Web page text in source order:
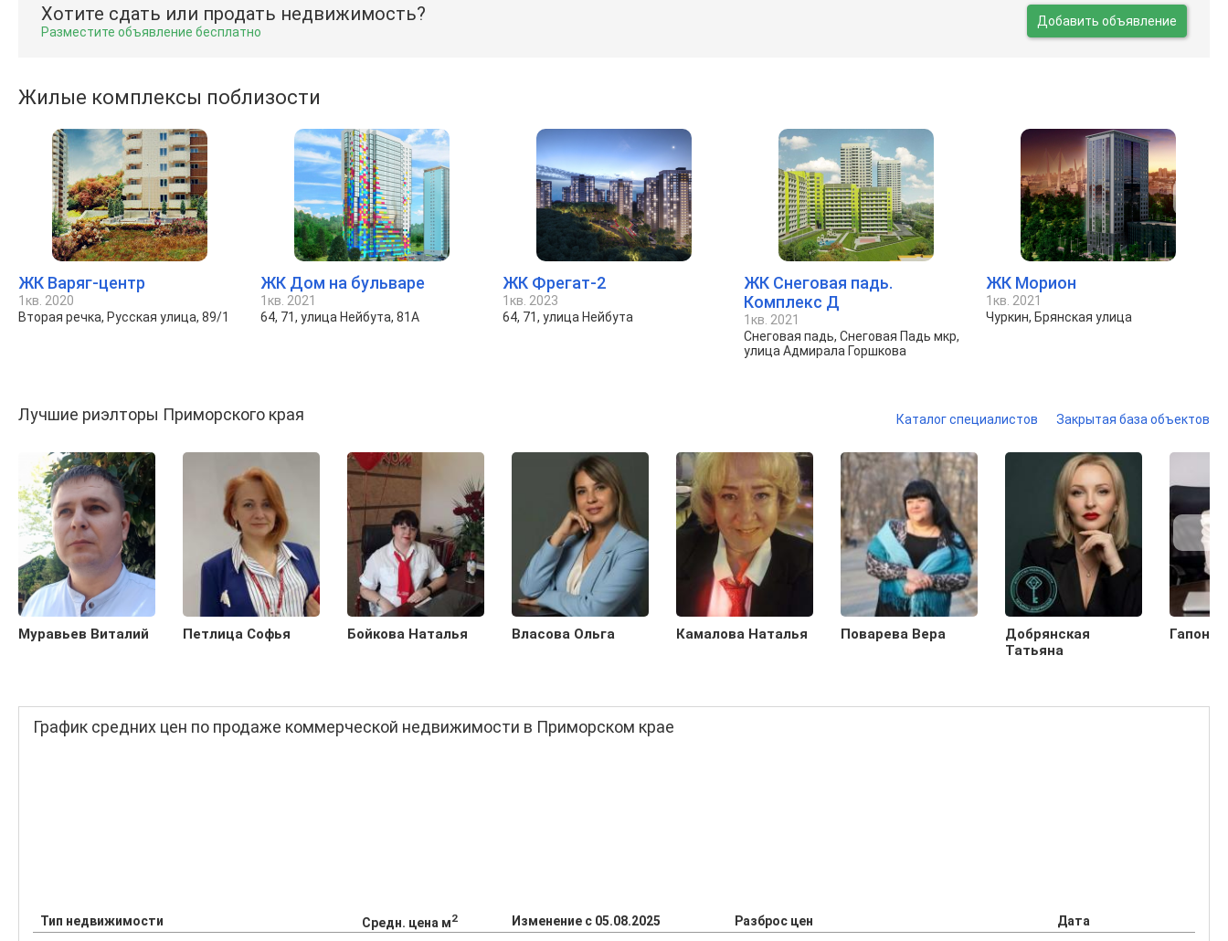
Хотите сдать или продать недвижимость?
Разместите объявление бесплатно
Добавить объявление
Жилые комплексы поблизости
ЖК Варяг-центр
1кв. 2020
Вторая речка, Русская улица, 89/1
ЖК Дом на бульваре
1кв. 2021
64, 71, улица Нейбута, 81А
ЖК Фрегат-2
1кв. 2023
64, 71, улица Нейбута
ЖК Снеговая падь.
Комплекс Д
1кв. 2021
Снеговая падь, Снеговая Падь мкр,
улица Адмирала Горшкова
ЖК Морион
1кв. 2021
Чуркин, Брянская улица
Лучшие риэлторы Приморского края Каталог специалистов Закрытая база объектов
Муравьев Виталий Петлица Софья Бойкова Наталья Власова Ольга Камалова Наталья Поварева Вера
Добрянская
Татьяна
График средних цен по продаже коммерческой недвижимости в Приморском крае
Тип недвижимости Средн. цена м2 Изменение с 05.08.2025 Разброс цен
Дата